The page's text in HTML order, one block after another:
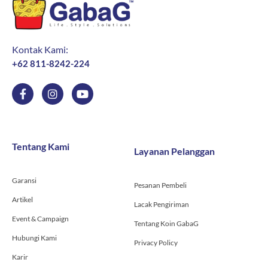
Pendingin
Ice
Pack
Kontak Kami:
+62 811-8242-224
F
a
c
o
f
I
n
s
g
r
Y
o
u
Tentang Kami
Garansi
Artikel
Event & Campaign
Hubungi Kami
Karir
Layanan Pelanggan
Pesanan Pembeli
Lacak Pengiriman
Tentang Koin GabaG
Privacy Policy